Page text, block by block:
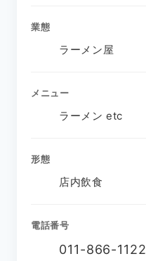
業態
ラーメン屋
メニュー
ラーメン etc
形態
店内飲食
電話番号
011-866-1122